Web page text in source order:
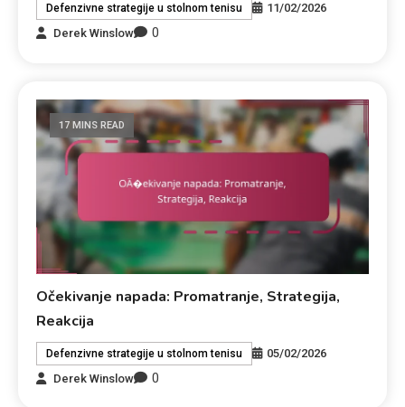
Defenzivne strategije u stolnom tenisu
11/02/2026
Derek Winslow
0
17 MINS READ
Očekivanje napada: Promatranje, Strategija,
Reakcija
Defenzivne strategije u stolnom tenisu
05/02/2026
Derek Winslow
0